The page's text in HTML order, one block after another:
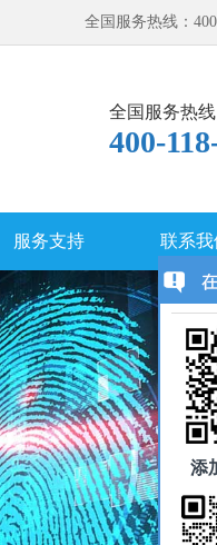
全国服务热线：
全国服务热线
400-
服务支持 联系我
添